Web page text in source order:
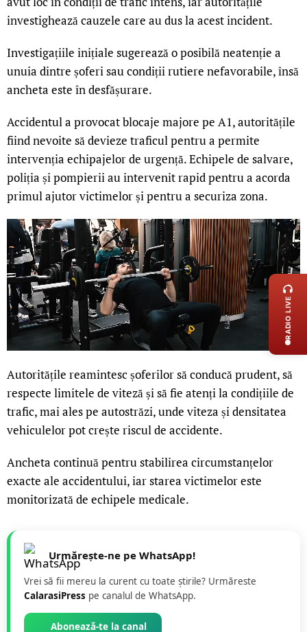
investighează cauzele care au dus la acest incident.
Investigațiile inițiale sugerează o posibilă neatenție a
unuia dintre șoferi sau condiții rutiere nefavorabile, însă
ancheta este în desfășurare.
Accidentul a provocat blocaje majore pe A1, autoritățile
fiind nevoite să devieze traficul pentru a permite
intervenția echipajelor de urgență. Echipele de salvare,
poliția și pompierii au intervenit rapid pentru a acorda
primul ajutor victimelor și pentru a securiza zona.
Autoritățile reamintesc șoferilor să conducă prudent, să
respecte limitele de viteză și să fie atenți la condițiile de
trafic, mai ales pe autostrăzi, unde viteza și densitatea
vehiculelor pot crește riscul de accidente.
Ancheta continuă pentru stabilirea circumstanțelor
exacte ale accidentului, iar starea victimelor este
monitorizată de echipele medicale.
Urmărește-ne pe WhatsApp!
Vrei să fii mereu la curent cu toate știrile? Urmăreste
CalarasiPress pe canalul de WhatsApp.
Abonează-te la canal
RADIO LIVE